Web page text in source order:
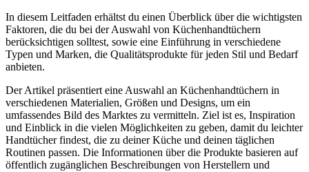
In diesem Leitfaden erhältst du einen Überblick über die wichtigsten
Faktoren, die du bei der Auswahl von Küchenhandtüchern
berücksichtigen solltest, sowie eine Einführung in verschiedene
Typen und Marken, die Qualitätsprodukte für jeden Stil und Bedarf
anbieten.
Der Artikel präsentiert eine Auswahl an Küchenhandtüchern in
verschiedenen Materialien, Größen und Designs, um ein
umfassendes Bild des Marktes zu vermitteln. Ziel ist es, Inspiration
und Einblick in die vielen Möglichkeiten zu geben, damit du leichter
Handtücher findest, die zu deiner Küche und deinen täglichen
Routinen passen. Die Informationen über die Produkte basieren auf
öffentlich zugänglichen Beschreibungen von Herstellern und